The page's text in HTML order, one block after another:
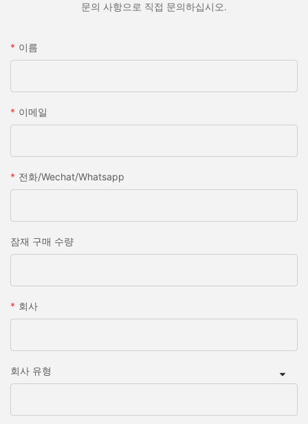
문의 사항으로 직접 문의하십시오.
이름
이메일
전화/wechat/whatsapp
잠재 구매 수량
회사
회사 유형